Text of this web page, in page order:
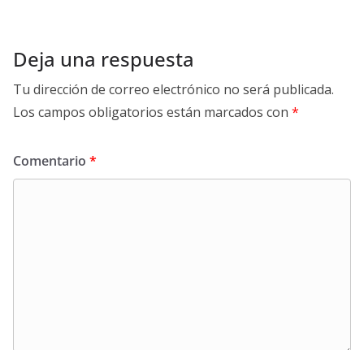
Deja una respuesta
Tu dirección de correo electrónico no será publicada.
Los campos obligatorios están marcados con *
Comentario *